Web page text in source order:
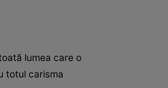
lumea care o
totul carisma